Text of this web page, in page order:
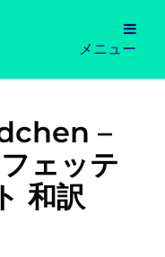
メニュー
–
ェッテ
和訳